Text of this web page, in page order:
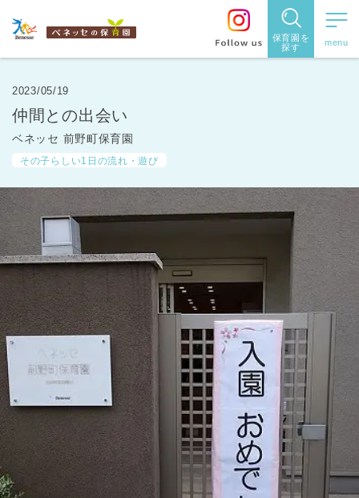
保育園を
探す
保育園を探す
名
す
都道府県
から探す
東京都
東京都 全域
2023/05/19
仲間との出会い
ベネッセ 前野町保育園
その子らしい1日の流れ・遊び